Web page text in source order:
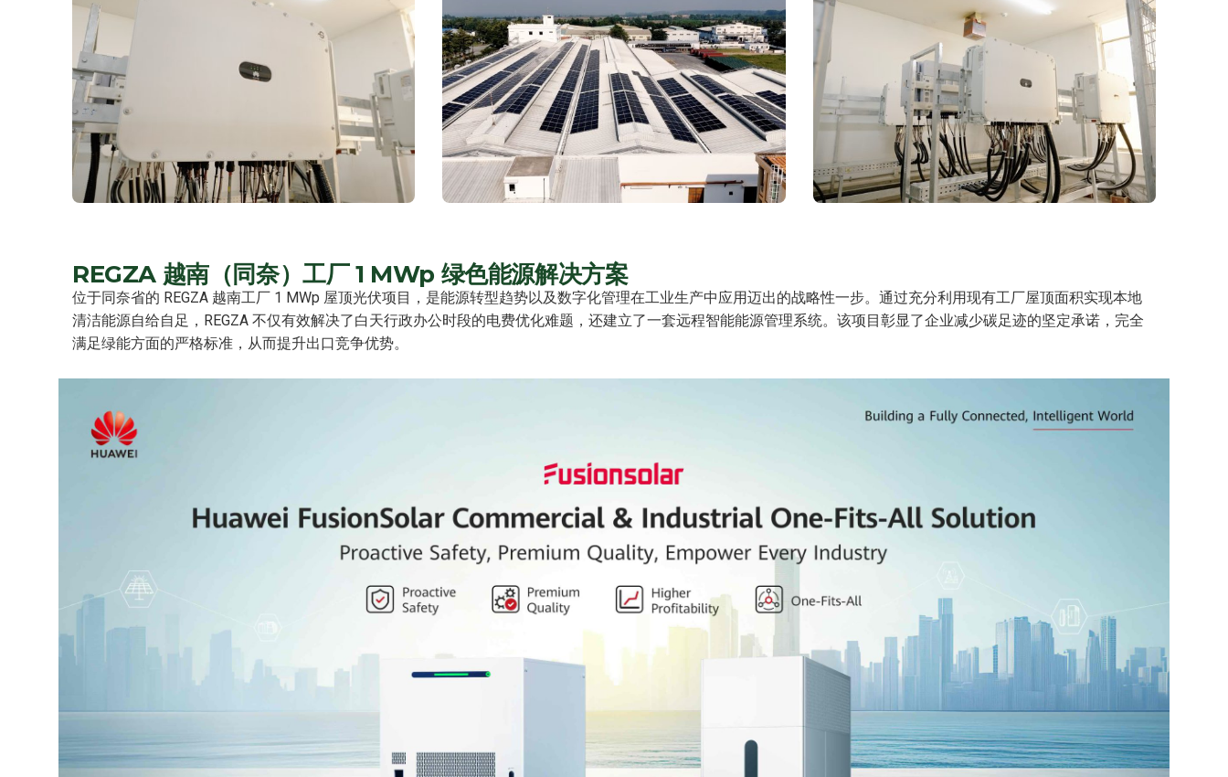
REGZA 越南（同奈）工厂 1 MWp 绿色能源解决方案
位于同奈省的 REGZA 越南工厂 1 MWp 屋顶光伏项目，是能源转型趋势以及数字化管理在工业生产中应用迈出的战略性一步。通过充分利用现有工厂屋顶面积实现本地
清洁能源自给自足，REGZA 不仅有效解决了白天行政办公时段的电费优化难题，还建立了一套远程智能能源管理系统。该项目彰显了企业减少碳足迹的坚定承诺，完全
满足绿能方面的严格标准，从而提升出口竞争优势。